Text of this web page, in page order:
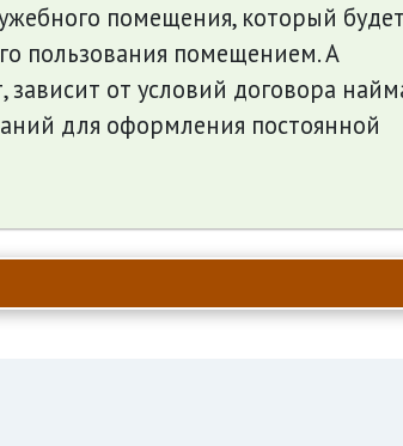
помещения, который
пользования помещением. А
от условий договора
для оформления постоянной